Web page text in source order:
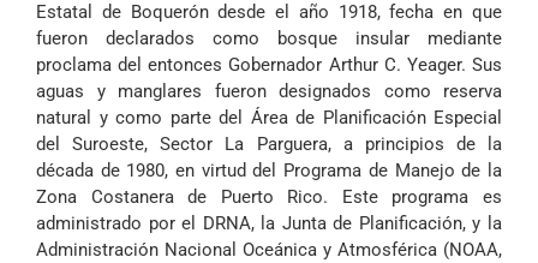
Estatal de Boquerón desde el año 1918, fecha en que
fueron declarados como bosque insular mediante
proclama del entonces Gobernador Arthur C. Yeager. Sus
aguas y manglares fueron designados como reserva
natural y como parte del Área de Planificación Especial
del Suroeste, Sector La Parguera, a principios de la
década de 1980, en virtud del Programa de Manejo de la
Zona Costanera de Puerto Rico. Este programa es
administrado por el DRNA, la Junta de Planificación, y la
Administración Nacional Oceánica y Atmosférica (NOAA,